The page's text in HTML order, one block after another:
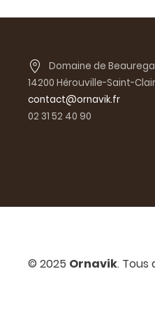
Domaine de
14200 Hérouville-Saint-Clair
contact@ornavik.fr
02 31 52 40 90
© 2025 Ornavik. Tous